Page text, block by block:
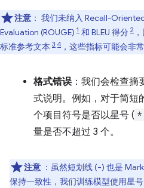
注意 ： 我们未纳入 Recall-
Evaluation (ROUGE) 1 和 BLEU 得分 2
标准参考文本 3 4 ，这些指标可能会非常
格式错误：我们会检查摘
式说明。例如，对于简短
个项目符号是否以星号 ( *
量是否不超过 3 个。
注意 ：虽然短划线 (-) 也是
保持一致性，我们训练模型使用星号